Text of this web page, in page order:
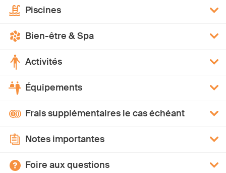
Piscines
Bien-être & Spa
Activités
Équipements
Frais supplémentaires le cas échéant
Notes importantes
Foire aux questions